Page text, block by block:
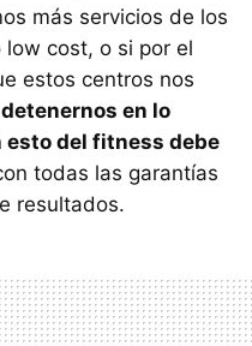
más servicios de los
cost, o si por el
estos centros nos
en lo
esto del fitness debe
todas las garantías
resultados.